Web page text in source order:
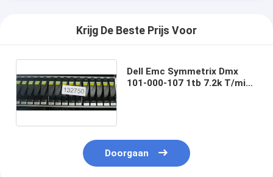
Krijg De Beste Prijs Voor
Dell Emc Symmetrix Dmx
101-000-107 1tb 7.2k T/min
Doorgaan